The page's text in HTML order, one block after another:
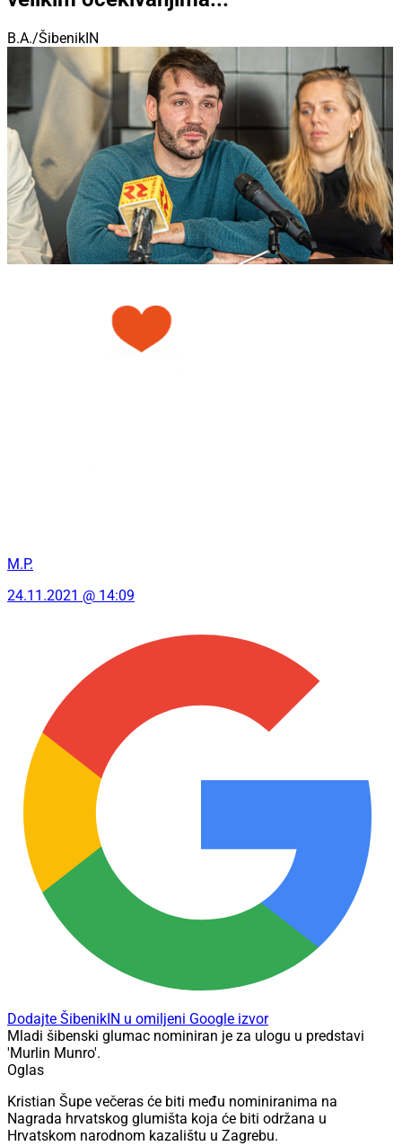
B.A./ŠibenikIN
M.P.
24.11.2021 @ 14:09
Dodajte ŠibenikIN u omiljeni Google izvor
Mladi šibenski glumac nominiran je za ulogu u predstavi
'Murlin Munro'.
Oglas
Kristian Šupe večeras će biti među nominiranima na
Nagrada hrvatskog glumišta koja će biti održana u
Hrvatskom narodnom kazalištu u Zagrebu.